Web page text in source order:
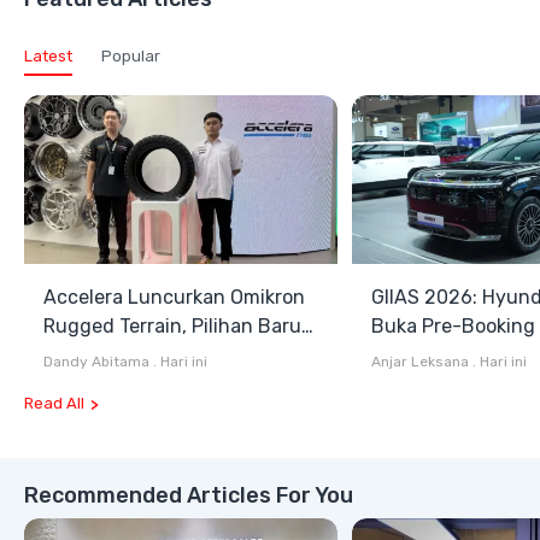
Latest Popular
Accelera Luncurkan Omikron
Rugged Terrain, Pilihan Baru
Antara All Terrain dan Mud
Dandy Abitama . Hari ini
GIIAS 2026:
Buka Pre-Booking
Harga Mulai
Anjar Leksana . Hari ini
Read All
Recommended Articles For You